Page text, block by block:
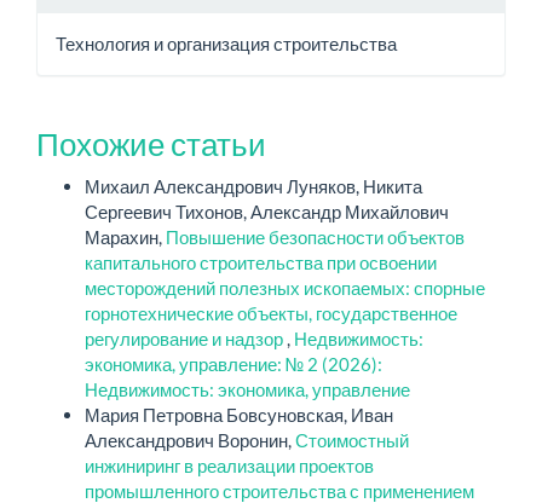
Технология и организация строительства
Похожие статьи
Михаил Александрович Луняков, Никита
Сергеевич Тихонов, Александр Михайлович
Марахин, Повышение безопасности объектов
капитального строительства при освоении
месторождений полезных ископаемых: спорные
горнотехнические объекты, государственное
регулирование и надзор, Недвижимость:
экономика, управление: № 2 (2026):
Недвижимость: экономика, управление
Мария Петровна Бовсуновская, Иван
Александрович Воронин,Стоимостный
инжиниринг в реализации проектов
промышленного строительства с применением